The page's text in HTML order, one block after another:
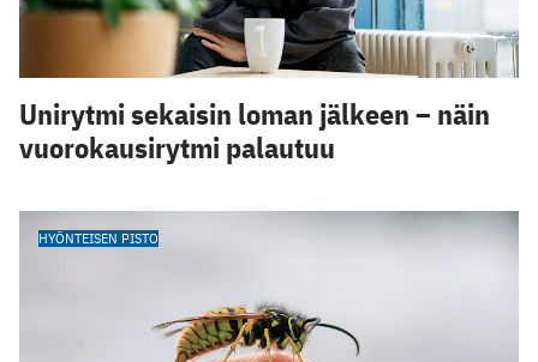
Unirytmi sekaisin loman jälkeen – näin
vuorokausirytmi palautuu
HYÖNTEISEN PISTO